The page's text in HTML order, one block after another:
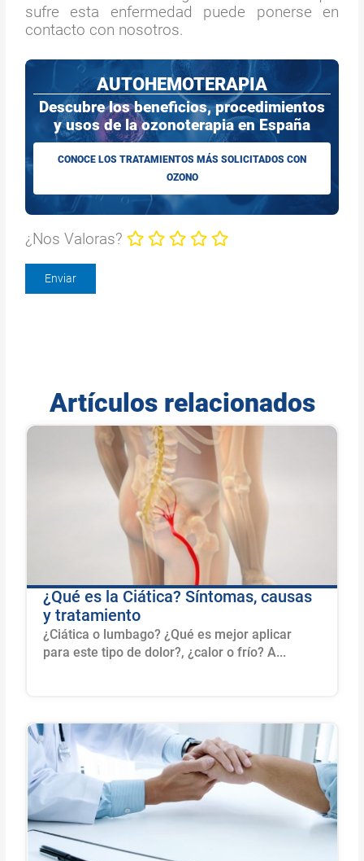
sufre esta enfermedad puede ponerse en
contacto con nosotros.
AUTOHEMOTERAPIA
Descubre los beneficios, procedimientos
y usos de la ozonoterapia en España
CONOCE LOS TRATAMIENTOS MÁS SOLICITADOS CON
OZONO
¿Nos Valoras?
Artículos relacionados
¿Qué es la Ciática? Síntomas, causas
y tratamiento
¿Ciática o lumbago? ¿Qué es mejor aplicar
para este tipo de dolor?, ¿calor o frío? A...